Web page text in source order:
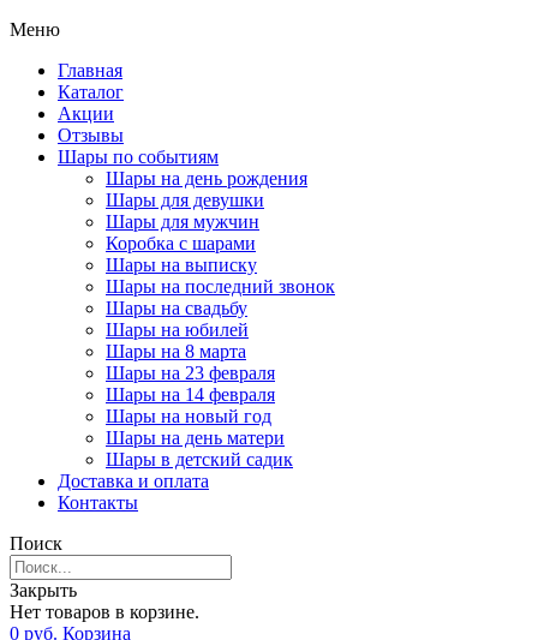
Меню
Главная
Каталог
Акции
Отзывы
Шары по событиям
Шары на день рождения
Шары для девушки
Шары для мужчин
Коробка с шарами
Шары на выписку
Шары на последний звонок
Шары на свадьбу
Шары на юбилей
Шары на 8 марта
Шары на 23 февраля
Шары на 14 февраля
Шары на новый год
Шары на день матери
Шары в детский садик
Доставка и оплата
Контакты
Поиск
Закрыть
Нет товаров в корзине.
0 руб. Корзина